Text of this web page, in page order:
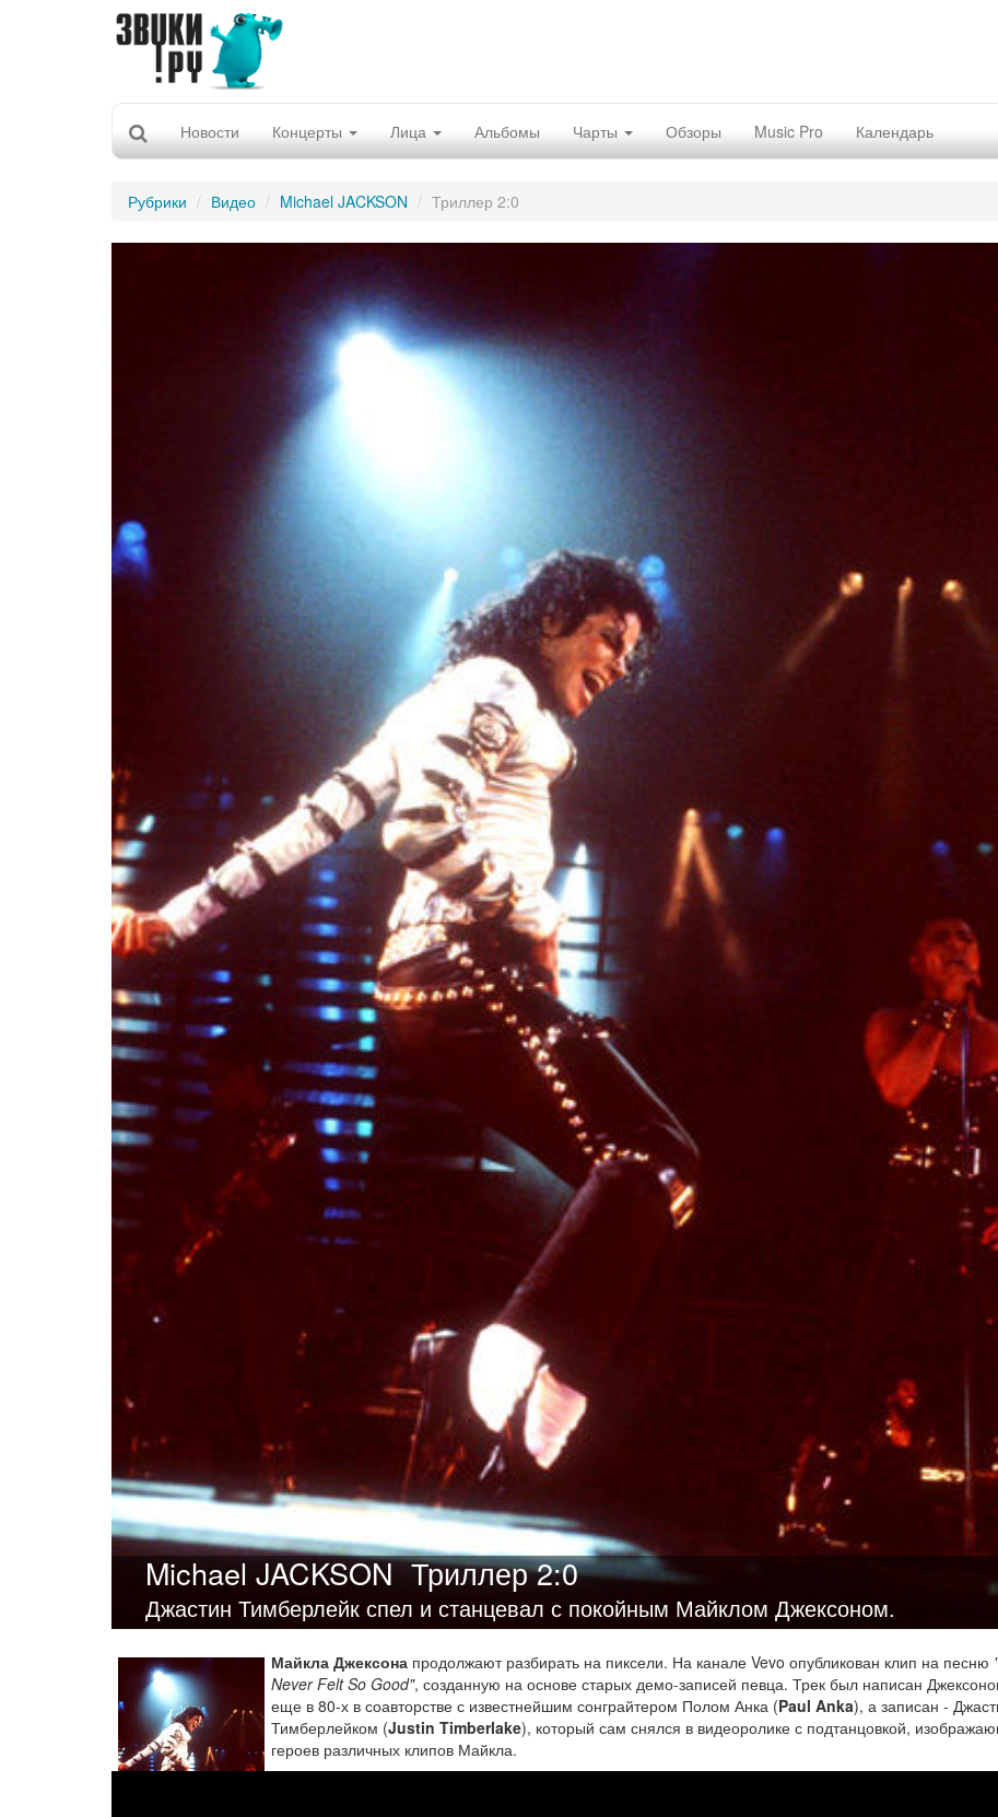
Новости Концерты Лица Альбомы Чарты Обзоры Music Pro Календарь
Рубрики Видео Michael JACKSON Триллер 2:0
Michael JACKSON Триллер 2:0
Джастин Тимберлейк спел и станцевал с покойным Майклом Джексоном.
Майкла Джексона продолжают разбирать на пиксели. На канале Vevo опубликован клип на песню
Never Felt So Good", созданную на основе старых демо-записей певца. Трек был написан
еще в 80-х в соавторстве с известнейшим сонграйтером Полом Анка (Paul Anka), а записан -
Тимберлейком (Justin Timberlake), который сам снялся в видеоролике с подтанцовкой,
героев различных клипов Майкла.